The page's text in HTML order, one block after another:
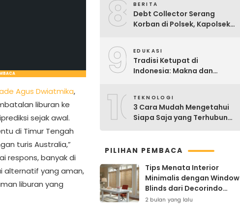
Agus Dwiatmika,
liburan ke
sejak awal.
di Timur Tengah
turis Australia,”
respons, banyak di
alternatif yang aman,
liburan yang
8 BERITA
Debt Collector Serang
Korban di Polsek, Kapolsek
9 EDUKASI
Tradisi Ketupat di
Indonesia: Makna dan
10TEKNOLOGI
3 Cara Mudah Mengetahui
Siapa Saja yang Terhubung
PILIHAN PEMBACA
Tips Menata Interior
Minimalis dengan Window
Blinds dari Decorindo
Perkasa
2 bulan yang lalu